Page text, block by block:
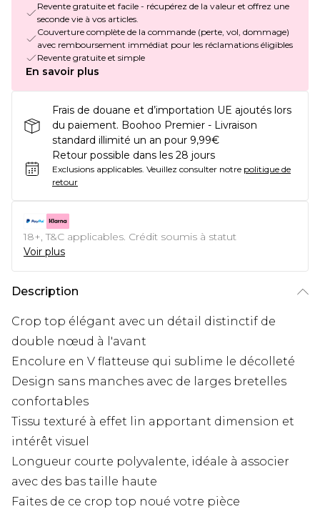
Revente gratuite et facile - récupérez de la valeur et offrez une
seconde vie à vos articles.
Couverture complète de la commande (perte, vol, dommage)
avec remboursement immédiat pour les réclamations éligibles
Revente gratuite et simple
En savoir plus
Frais de douane et d’importation UE ajoutés lors
du paiement. Boohoo Premier - Livraison
standard illimité un an pour 9,99€
Retour possible dans les 28 jours
Exclusions applicables. Veuillez consulter notre politique de
retour
18+, T&C applicables. Crédit soumis à statut
Voir plus
Description
Crop top élégant avec un détail distinctif de
double nœud à l'avant
Encolure en V flatteuse qui sublime le décolleté
Design sans manches avec de larges bretelles
confortables
Tissu texturé à effet lin apportant dimension et
intérêt visuel
Longueur courte polyvalente, idéale à associer
avec des bas taille haute
Faites de ce crop top noué votre pièce